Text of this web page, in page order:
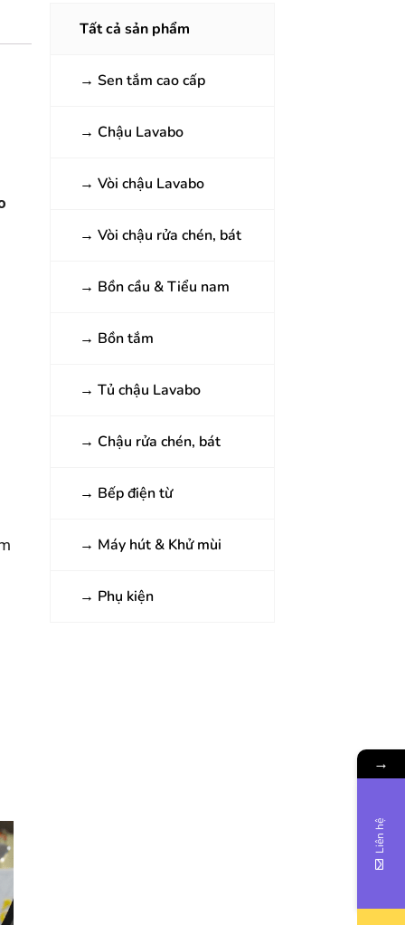
Tất cả sản phẩm
→ Sen tắm cao cấp
→ Chậu Lavabo
→ Vòi chậu Lavabo
→ Vòi chậu rửa chén, bát
→ Bồn cầu & Tiểu nam
→ Bồn tắm
→ Tủ chậu Lavabo
→ Chậu rửa chén, bát
→ Bếp điện từ
→ Máy hút & Khử mùi
→ Phụ kiện
→
Liên hệ